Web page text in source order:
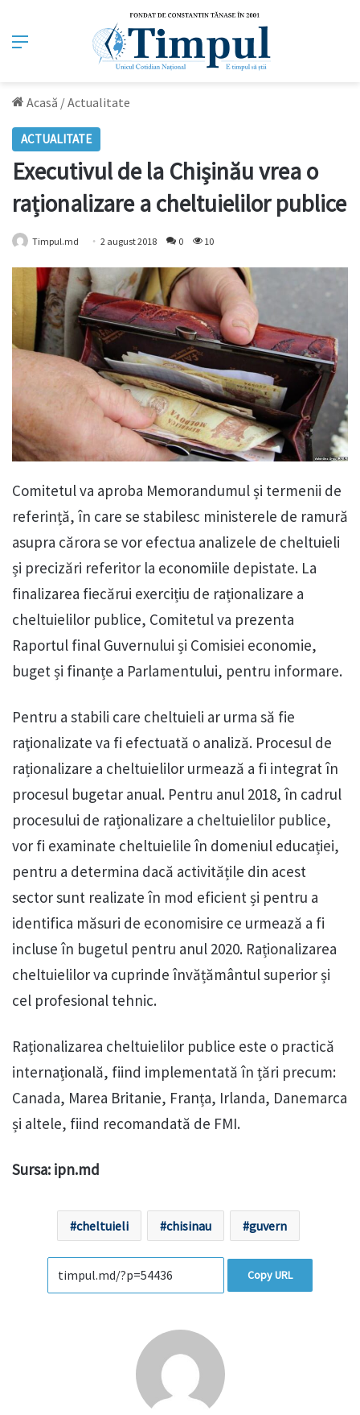
Meniu
Acasă /Actualitate
ACTUALITATE
Executivul de la Chișinău vrea o
raționalizare a cheltuielilor publice
Timpul.md 2 august 2018 0 10
Comitetul va aproba Memorandumul și termenii de
referință, în care se stabilesc ministerele de ramură
asupra cărora se vor efectua analizele de cheltuieli
și precizări referitor la economiile depistate. La
finalizarea fiecărui exercițiu de raționalizare a
cheltuielilor publice, Comitetul va prezenta
Raportul final Guvernului și Comisiei economie,
buget și finanțe a Parlamentului, pentru informare.
Pentru a stabili care cheltuieli ar urma să fie
raţionalizate va fi efectuată o analiză. Procesul de
raționalizare a cheltuielilor urmează a fi integrat în
procesul bugetar anual. Pentru anul 2018, în cadrul
procesului de raționalizare a cheltuielilor publice,
vor fi examinate cheltuielile în domeniul educației,
pentru a determina dacă activitățile din acest
sector sunt realizate în mod eficient și pentru a
identifica măsuri de economisire ce urmează a fi
incluse în bugetul pentru anul 2020. Raționalizarea
cheltuielilor va cuprinde învățământul superior și
cel profesional tehnic.
Raționalizarea cheltuielilor publice este o practică
internațională, fiind implementată în țări precum:
Canada, Marea Britanie, Franța, Irlanda, Danemarca
și altele, fiind recomandată de FMI.
Sursa: ipn.md
cheltuieli chisinau guvern
Copy URL